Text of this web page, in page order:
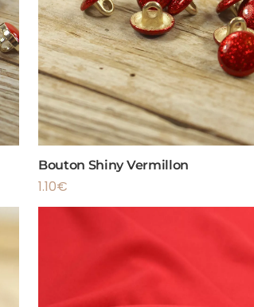
Bouton Shiny Vermillon
1.10€